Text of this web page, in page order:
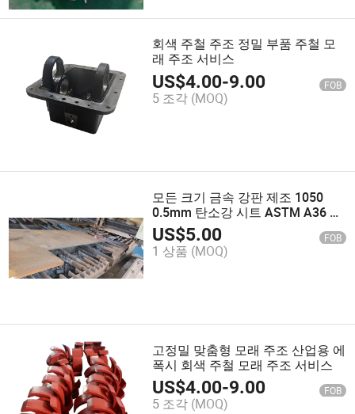
회색 주철 주조 정밀 부품 주철 모
래 주조 서비스
US$4.00-9.00 FOB
5 조각 (MOQ)
모든 크기 금속 강판 제조 1050
0.5mm 탄소강 시트 ASTM A36 절
단 및 용접 서비스
US$5.00 FOB
1 상품 (MOQ)
고정밀 맞춤형 모래 주조 산업용 에
폭시 회색 주철 모래 주조 서비스
US$4.00-9.00 FOB
5 조각 (MOQ)